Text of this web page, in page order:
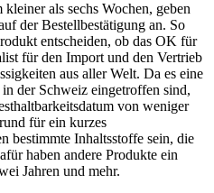
als sechs Wochen, geben
der Bestellbestätigung an. So
entscheiden, ob das OK für
für den Import und den Vertrieb
aus aller Welt. Da es eine
der Schweiz eingetroffen sind,
von weniger
für ein kurzes
bestimmte Inhaltsstoffe sein, die
haben andere Produkte ein
Jahren und mehr.